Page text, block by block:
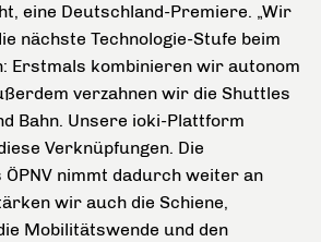
eine Deutschland-Premiere. „Wir
nächste Technologie-Stufe beim
Erstmals kombinieren wir autonom
verzahnen wir die Shuttles
Bahn. Unsere ioki-Plattform
Verknüpfungen. Die
nimmt dadurch weiter an
wir auch die Schiene,
Mobilitätswende und den